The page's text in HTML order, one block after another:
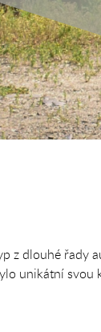
z dlouhé řady
unikátní svou